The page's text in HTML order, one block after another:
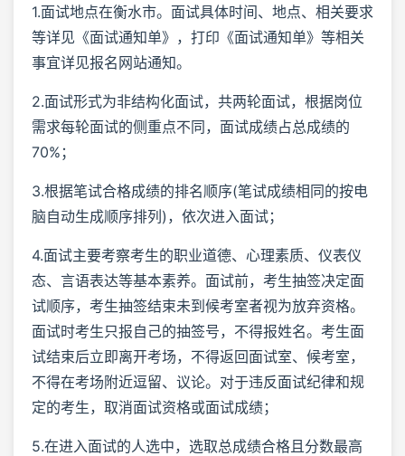
1.面试地点在衡水市。面试具体时间、地点、相关要求
等详见《面试通知单》，打印《面试通知单》等相关
事宜详见报名网站通知。
2.面试形式为非结构化面试，共两轮面试，根据岗位
需求每轮面试的侧重点不同，面试成绩占总成绩的
70%；
3.根据笔试合格成绩的排名顺序(笔试成绩相同的按电
脑自动生成顺序排列)，依次进入面试；
4.面试主要考察考生的职业道德、心理素质、仪表仪
态、言语表达等基本素养。面试前，考生抽签决定面
试顺序，考生抽签结束未到候考室者视为放弃资格。
面试时考生只报自己的抽签号，不得报姓名。考生面
试结束后立即离开考场，不得返回面试室、候考室，
不得在考场附近逗留、议论。对于违反面试纪律和规
定的考生，取消面试资格或面试成绩；
5.在进入面试的人选中，选取总成绩合格且分数最高